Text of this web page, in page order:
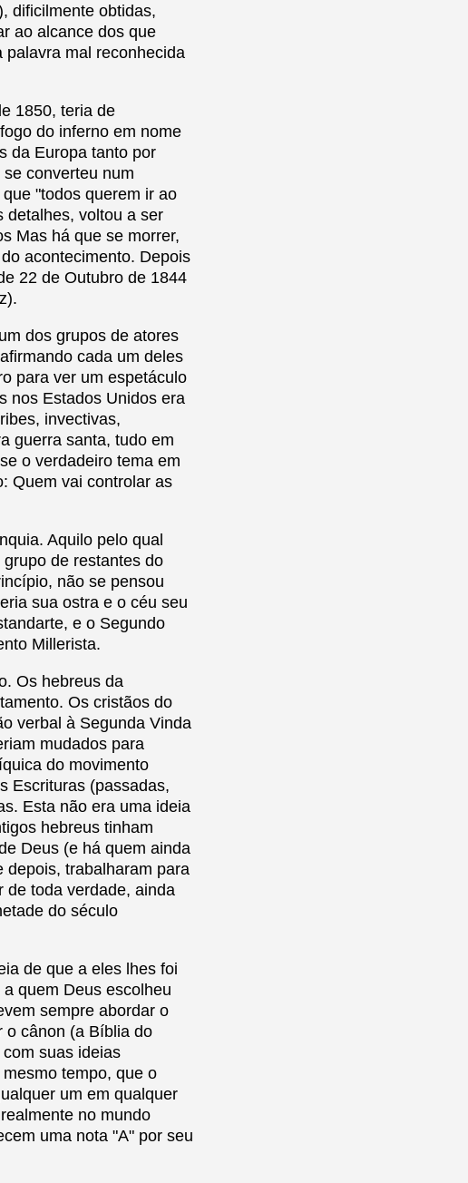
dificilmente obtidas,
ao alcance dos que
palavra mal reconhecida
1850, teria de
do inferno em nome
da Europa tanto por
converteu num
"todos querem ir ao
detalhes, voltou a ser
Mas há que se morrer,
acontecimento. Depois
22 de Outubro de 1844
dos grupos de atores
cada um deles
para ver um espetáculo
nos Estados Unidos era
invectivas,
guerra santa, tudo em
o verdadeiro tema em
Quem vai controlar as
Aquilo pelo qual
de restantes do
não se pensou
sua ostra e o céu seu
e o Segundo
Millerista.
Os hebreus da
Os cristãos do
verbal à Segunda Vinda
mudados para
do movimento
Escrituras (passadas,
Esta não era uma ideia
hebreus tinham
Deus (e há quem ainda
depois, trabalharam para
de toda verdade, ainda
do século
de que a eles lhes foi
quem Deus escolheu
sempre abordar o
o cânon (a Bíblia do
suas ideias
tempo, que o
um em qualquer
no mundo
uma nota "A" por seu